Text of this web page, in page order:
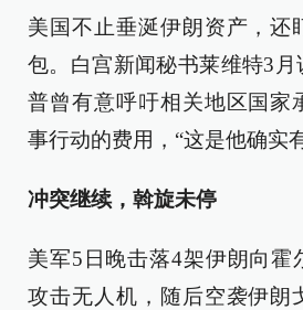
美国不止垂涎伊朗资产，还
包。白宫新闻秘书莱维特3月
普曾有意呼吁相关地区国家
事行动的费用，“这是他确实
冲突继续，斡旋未停
美军5日晚击落4架伊朗向霍
攻击无人机，随后空袭伊朗